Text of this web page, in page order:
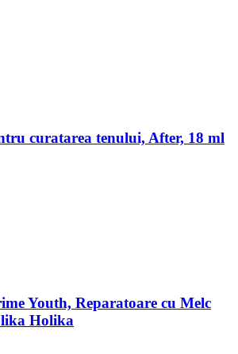
curatarea tenului, After, 18 ml
Youth, Reparatoare cu Melc
Holika